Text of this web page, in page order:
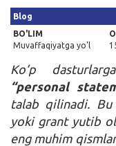
Blog
BO'LIM
Muvaffaqiyatga yo'l
Ko’p
“personal
talab qilinadi. Bu
yoki grant yutib
eng muhim